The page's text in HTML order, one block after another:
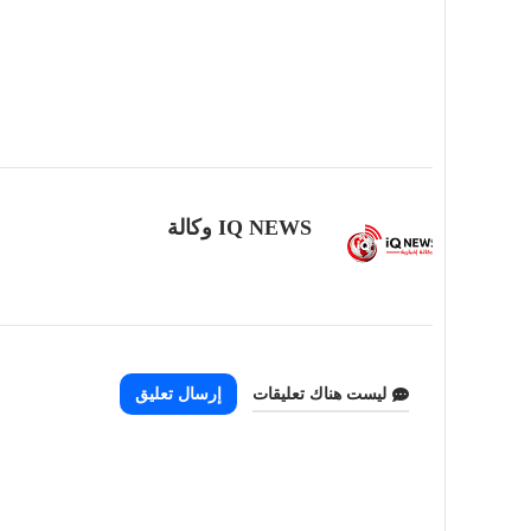
IQ NEWS وكالة
ليست هناك تعليقات إرسال تعليق